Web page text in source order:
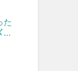
た
...